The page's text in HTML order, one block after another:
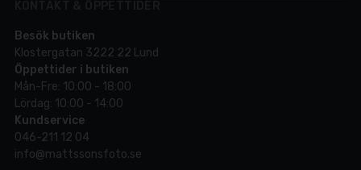
Besök butiken
Klostergatan 3222 22 Lund
Öppettider i butiken
Mån-Fre: 10:00 - 18:00
Lördag: 10:00 - 14:00
Kundservice
046-211 12 04
info@mattssonsfoto.se